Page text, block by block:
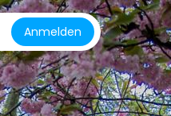
Anmelden